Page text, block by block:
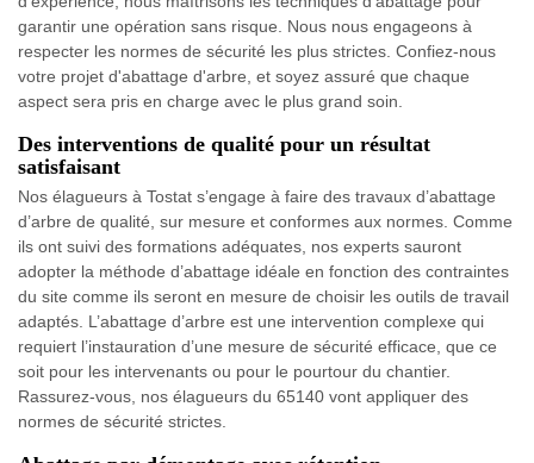
garantir une opération sans risque. Nous nous engageons à
respecter les normes de sécurité les plus strictes. Confiez-nous
votre projet d'abattage d'arbre, et soyez assuré que chaque
aspect sera pris en charge avec le plus grand soin.
Des interventions de qualité pour un résultat
satisfaisant
Nos élagueurs à Tostat s’engage à faire des travaux d’abattage
d’arbre de qualité, sur mesure et conformes aux normes. Comme
ils ont suivi des formations adéquates, nos experts sauront
adopter la méthode d’abattage idéale en fonction des contraintes
du site comme ils seront en mesure de choisir les outils de travail
adaptés. L’abattage d’arbre est une intervention complexe qui
requiert l’instauration d’une mesure de sécurité efficace, que ce
soit pour les intervenants ou pour le pourtour du chantier.
Rassurez-vous, nos élagueurs du 65140 vont appliquer des
normes de sécurité strictes.